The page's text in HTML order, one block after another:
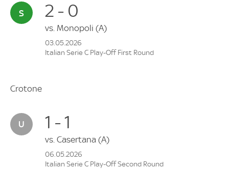
2 - 0
vs. Monopoli (A)
03.05.2026
Italian Serie C Play-Off First Round
Crotone
1 - 1
vs. Casertana (A)
06.05.2026
Italian Serie C Play-Off Second Round